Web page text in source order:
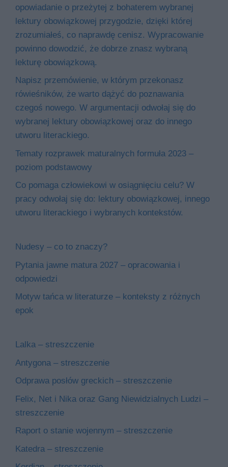
opowiadanie o przeżytej z bohaterem wybranej
lektury obowiązkowej przygodzie, dzięki której
zrozumiałeś, co naprawdę cenisz. Wypracowanie
powinno dowodzić, że dobrze znasz wybraną
lekturę obowiązkową.
Napisz przemówienie, w którym przekonasz
rówieśników, że warto dążyć do poznawania
czegoś nowego. W argumentacji odwołaj się do
wybranej lektury obowiązkowej oraz do innego
utworu literackiego.
Tematy rozprawek maturalnych formuła 2023 –
poziom podstawowy
Co pomaga człowiekowi w osiągnięciu celu? W
pracy odwołaj się do: lektury obowiązkowej, innego
utworu literackiego i wybranych kontekstów.
Nudesy – co to znaczy?
Pytania jawne matura 2027 – opracowania i
odpowiedzi
Motyw tańca w literaturze – konteksty z różnych
epok
Lalka – streszczenie
Antygona – streszczenie
Odprawa posłów greckich – streszczenie
Felix, Net i Nika oraz Gang Niewidzialnych Ludzi –
streszczenie
Raport o stanie wojennym – streszczenie
Katedra – streszczenie